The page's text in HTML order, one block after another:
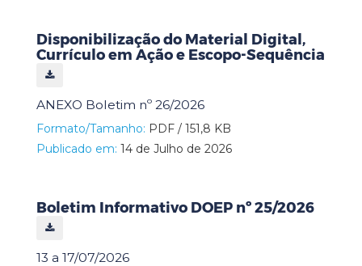
Disponibilização do Material Digital,
Currículo em Ação e Escopo-Sequência
ANEXO Boletim nº 26/2026
Formato/Tamanho: PDF / 151,8 KB
Publicado em: 14 de Julho de 2026
Boletim Informativo DOEP nº 25/2026
13 a 17/07/2026